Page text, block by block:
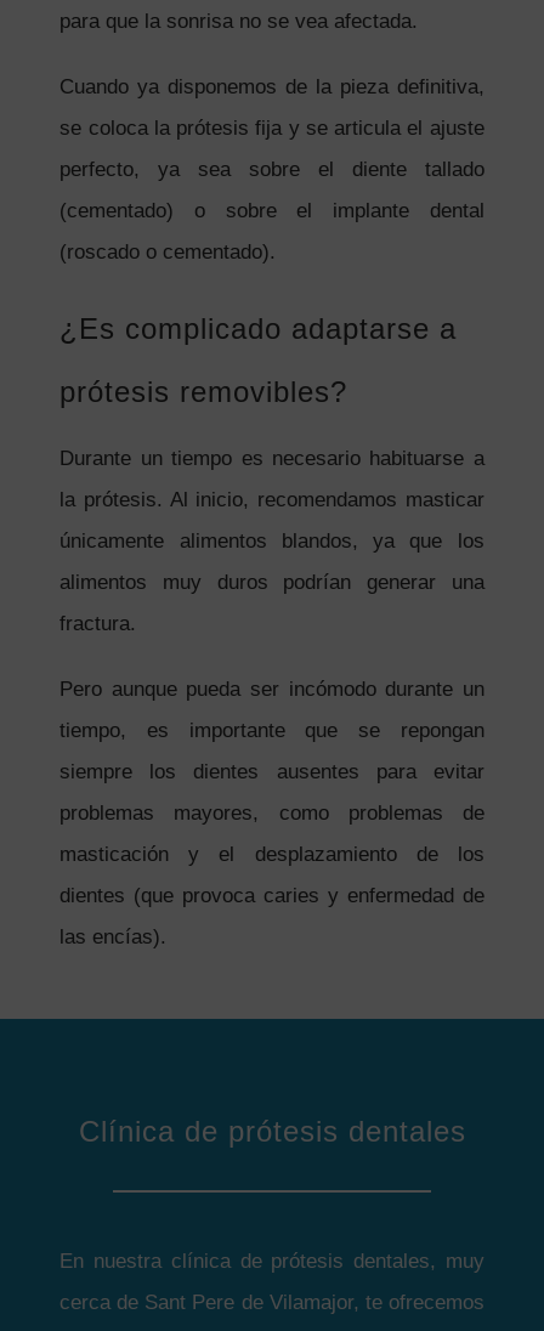
para que la sonrisa no se vea afectada.
Cuando ya disponemos de la pieza definitiva,
se coloca la prótesis fija y se articula el ajuste
perfecto, ya sea sobre el diente tallado
(cementado) o sobre el implante dental
(roscado o cementado).
¿Es complicado adaptarse a
prótesis removibles?
Durante un tiempo es necesario habituarse a
la prótesis. Al inicio, recomendamos masticar
únicamente alimentos blandos, ya que los
alimentos muy duros podrían generar una
fractura.
Pero aunque pueda ser incómodo durante un
tiempo, es importante que se repongan
siempre los dientes ausentes para evitar
problemas mayores, como problemas de
masticación y el desplazamiento de los
dientes (que provoca caries y enfermedad de
las encías).
Clínica de prótesis dentales
En nuestra clínica de prótesis dentales, muy
cerca de Sant Pere de Vilamajor, te ofrecemos